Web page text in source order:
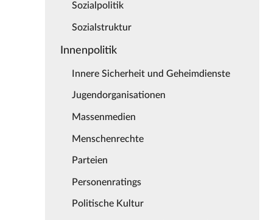
Sozialpolitik
Sozialstruktur
Innenpolitik
Innere Sicherheit und Geheimdienste
Jugendorganisationen
Massenmedien
Menschenrechte
Parteien
Personenratings
Politische Kultur